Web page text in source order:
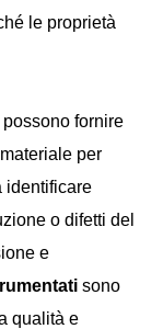
le proprietà
possono fornire
per
identificare
o difetti del
e
sono
qualità e